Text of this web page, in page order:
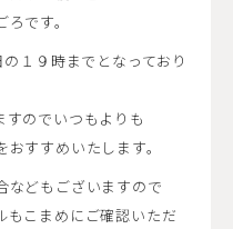
です。
１９時までとなっており
すのでいつもよりも
すすめいたします。
などもございますので
もこまめにご確認いただ